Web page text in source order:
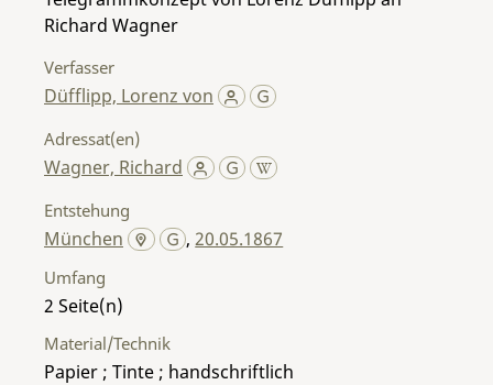
Richard Wagner
Verfasser
Düfflipp, Lorenz von
Adressat(en)
Wagner, Richard
Entstehung
München ,20.05.1867
Umfang
2
Material/Technik
Papier ; Tinte ; handschriftlich